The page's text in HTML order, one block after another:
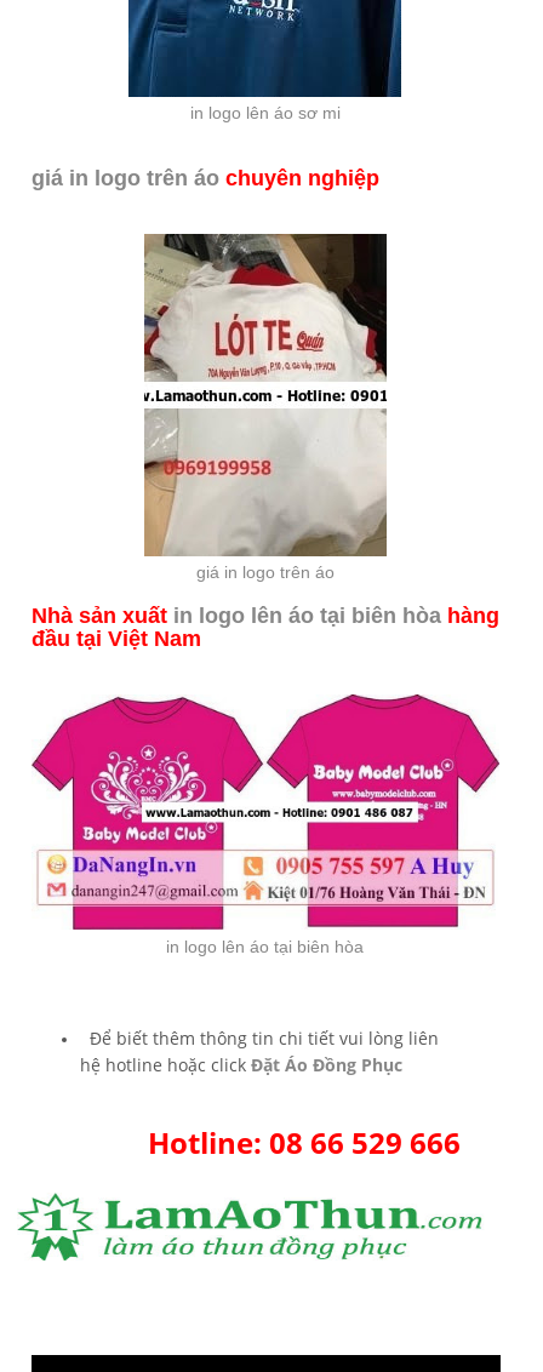
in logo lên áo sơ mi
giá in logo trên áo chuyên nghiệp
giá in logo trên áo
Nhà sản xuất in logo lên áo tại biên hòa hàng
đầu tại Việt Nam
in logo lên áo tại biên hòa
Để biết thêm thông tin chi tiết vui lòng liên
hệ hotline hoặc click Đặt Áo Đồng Phục
Hotline: 08 66 529 666